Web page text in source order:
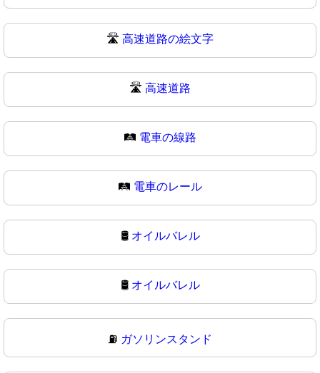
🛣️ 高速道路の絵文字
🛣 高速道路
🛤️ 電車の線路
🛤 電車のレール
🛢️ オイルバレル
🛢 オイルバレル
⛽ ガソリンスタンド